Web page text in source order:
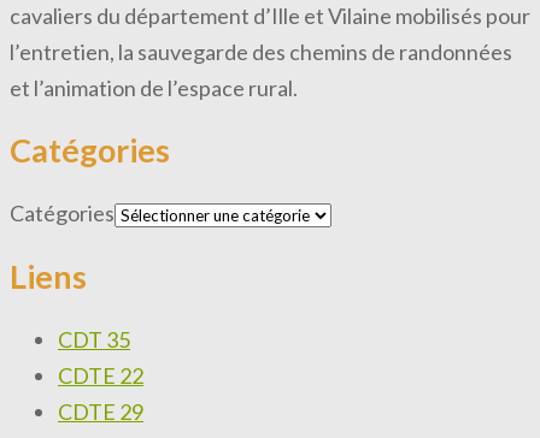
cavaliers du département d’Ille et Vilaine mobilisés pour
l’entretien, la sauvegarde des chemins de randonnées
et l’animation de l’espace rural.
Catégories
Catégories
Liens
CDT 35
CDTE 22
CDTE 29